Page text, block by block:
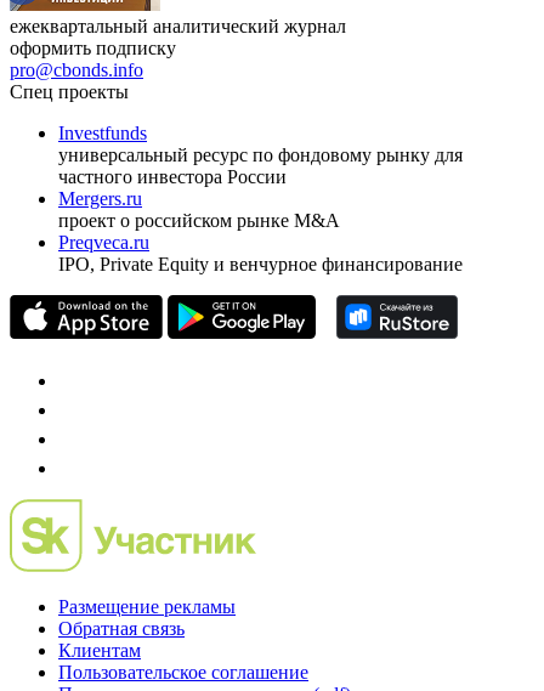
ежеквартальный аналитический журнал
оформить подписку
pro@cbonds.info
Спец проекты
Investfunds
универсальный ресурс по фондовому рынку для
частного инвестора России
Mergers.ru
проект о российском рынке M&A
Preqveca.ru
IPO, Private Equity и венчурное финансирование
Размещение рекламы
Обратная связь
Клиентам
Пользовательское соглашение